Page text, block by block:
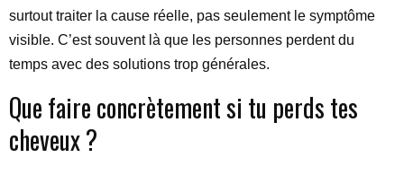
surtout traiter la cause réelle, pas seulement le symptôme
visible. C’est souvent là que les personnes perdent du
temps avec des solutions trop générales.
Que faire concrètement si tu perds tes
cheveux ?